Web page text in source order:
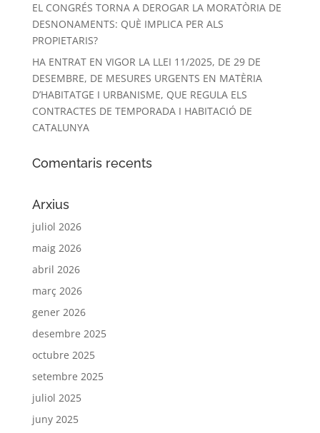
EL CONGRÉS TORNA A DEROGAR LA MORATÒRIA DE
DESNONAMENTS: QUÈ IMPLICA PER ALS
PROPIETARIS?
HA ENTRAT EN VIGOR LA LLEI 11/2025, DE 29 DE
DESEMBRE, DE MESURES URGENTS EN MATÈRIA
D’HABITATGE I URBANISME, QUE REGULA ELS
CONTRACTES DE TEMPORADA I HABITACIÓ DE
CATALUNYA
Comentaris recents
Arxius
juliol 2026
maig 2026
abril 2026
març 2026
gener 2026
desembre 2025
octubre 2025
setembre 2025
juliol 2025
juny 2025